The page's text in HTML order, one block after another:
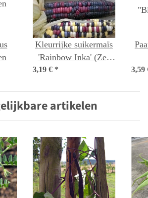
Kleurrijke suikermaïs
'Rainbow Inka' (Zea
mays) bio zaad
3,19 € * 3,59
artikelen